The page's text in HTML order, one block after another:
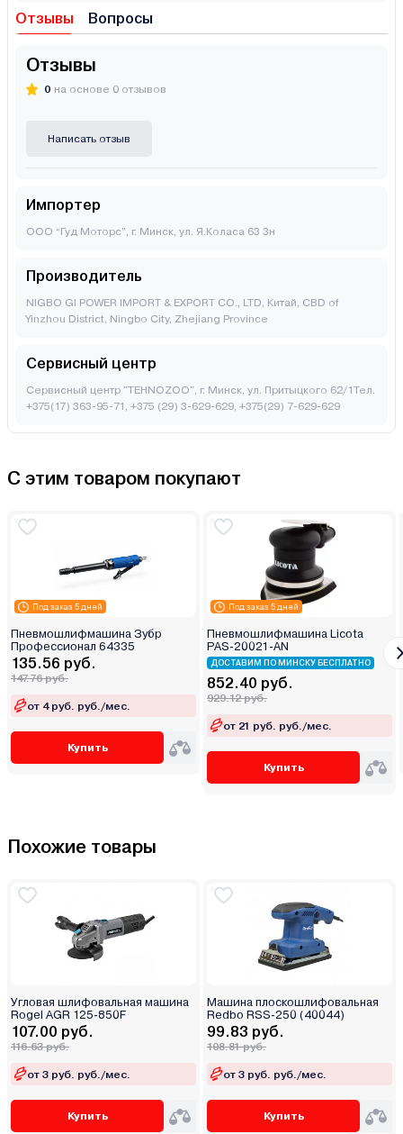
Отзывы Вопросы
Отзывы
0 на основе 0 отзывов
Написать отзыв
Импортер
ООО “Гуд Моторс”, г. Минск, ул. Я.Коласа 63 3н
Производитель
NIGBO GI POWER IMPORT & EXPORT CO., LTD, Китай, CBD of
Yinzhou District, Ningbo City, Zhejiang Province
Сервисный центр
Сервисный центр "TEHNOZOO", г. Минск, ул. Притыцкого 62/1Тел.
+375(17) 363-95-71, +375 (29) 3-629-629, +375(29) 7-629-629
С этим товаром покупают
Под заказ 5 дней
Пневмошлифмашина Зубр
Профессионал 64335
135.56 руб.
147.76 руб.
от 4 руб. руб./мес.
Купить
Под заказ 5 дней
Пневмошлифмашина Licota
PAS-20021-AN
ДОСТАВИМ ПО МИНСКУ БЕСПЛАТНО
852.40 руб.
929.12 руб.
от 21 руб. руб./мес.
Купить
Похожие товары
Угловая шлифовальная машина
Rogel AGR 125-850F
107.00 руб.
116.63 руб.
от 3 руб. руб./мес.
Купить
Машина плоскошлифовальная
Redbo RSS-250 (40044)
99.83 руб.
108.81 руб.
от 3 руб. руб./мес.
Купить